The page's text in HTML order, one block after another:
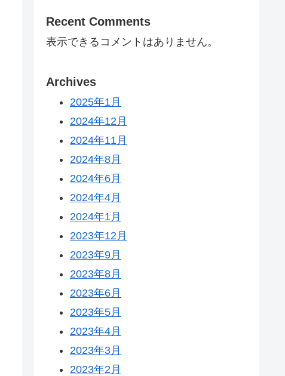
Recent Comments
表示できるコメントはありません。
Archives
2025年1月
2024年12月
2024年11月
2024年8月
2024年6月
2024年4月
2024年1月
2023年12月
2023年9月
2023年8月
2023年6月
2023年5月
2023年4月
2023年3月
2023年2月